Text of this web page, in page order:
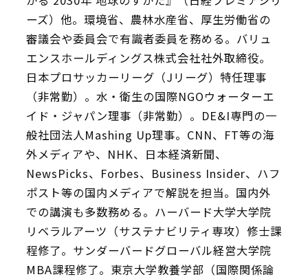
ーズ）他。環境省、農林水産省、厚生労働省の
審議会や委員会で有識者委員を務める。バリュ
エンスホールディングス株式会社社外取締役。
日本プロサッカーリーグ（Jリーグ）特任理事
（非常勤）。水・衛生の国際NGOウォーターエ
イド・ジャパン理事（非常勤）。DE&I専門の一
般社団法人Mashing Up理事。CNN、FT等の海
外メディアや、NHK、日本経済新聞、
NewsPicks、Forbes、Business Insider、ハフ
ポスト等の国内メディアで解説を担当。国内外
での講演も多数務める。ハーバード大学大学院
リベラルアーツ（サステナビリティ専攻）修士課
程修了。サンダーバードグローバル経営大学院
MBA課程修了。東京大学教養学部（国際関係論